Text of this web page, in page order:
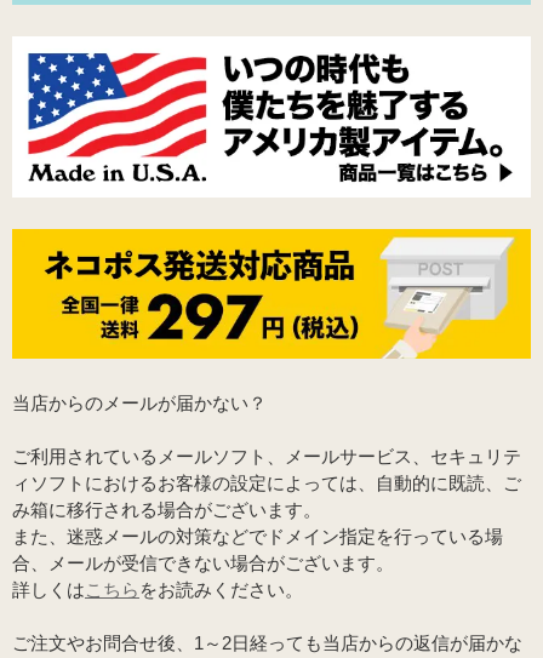
当店からのメールが届かない？
ご利用されているメールソフト、メールサービス、セキュリテ
ィソフトにおけるお客様の設定によっては、自動的に既読、ご
み箱に移行される場合がございます。
また、迷惑メールの対策などでドメイン指定を行っている場
合、メールが受信できない場合がございます。
詳しくはこちら をお読みください。
ご注文やお問合せ後、1～2日経っても当店からの返信が届かな